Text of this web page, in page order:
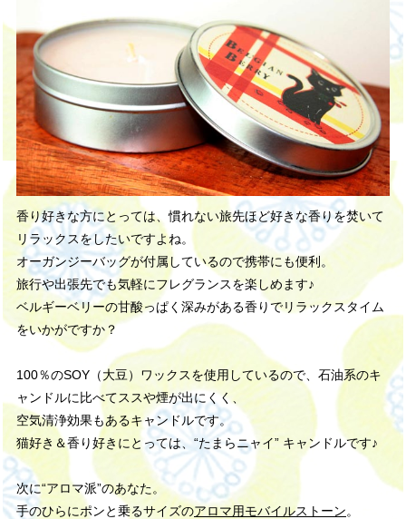
香り好きな方にとっては、慣れない旅先ほど好きな香りを焚いて
リラックスをしたいですよね。
オーガンジーバッグが付属しているので携帯にも便利。
旅行や出張先でも気軽にフレグランスを楽しめます♪
ベルギーベリーの甘酸っぱく深みがある香りでリラックスタイム
をいかがですか？
100％のSOY（大豆）ワックスを使用しているので、 石油系のキ
ャンドルに比べてススや煙が出にくく、
空気清浄効果もあるキャンドルです。
猫好き＆香り好きにとっては、“たまらニャイ” キャンドルです♪
次に“アロマ派”のあなた。
手のひらにポンと乗るサイズのアロマ用モバイルストーン。